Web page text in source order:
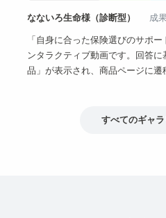
なないろ生命様（診断型） 成
「自身に合った保険選びのサポ
ンタラクティブ動画です。回答
品」が表示され、商品ページに遷
すべてのギャ